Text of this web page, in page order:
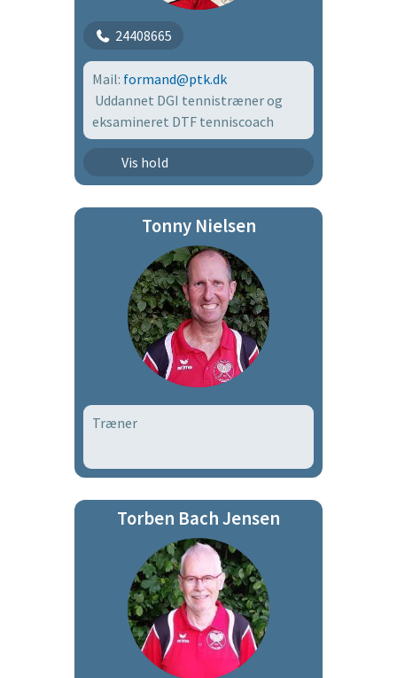
24408665
Mail: formand@ptk.dk
Uddannet DGI tennistræner og
eksamineret DTF tenniscoach
Vis hold
Junior efterår 2026
Tonny Nielsen
Træner
Torben Bach Jensen